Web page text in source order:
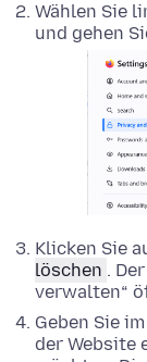
Wählen Sie
und gehen
Klicken Sie
löschen .
verwalten“
Geben Sie im
der Website